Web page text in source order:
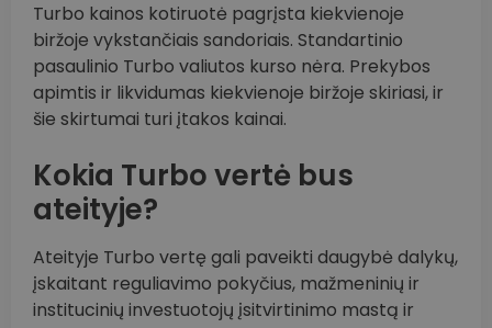
Turbo kainos kotiruotė pagrįsta kiekvienoje
biržoje vykstančiais sandoriais. Standartinio
pasaulinio Turbo valiutos kurso nėra. Prekybos
apimtis ir likvidumas kiekvienoje biržoje skiriasi, ir
šie skirtumai turi įtakos kainai.
Kokia Turbo vertė bus
ateityje?
Ateityje Turbo vertę gali paveikti daugybė dalykų,
įskaitant reguliavimo pokyčius, mažmeninių ir
institucinių investuotojų įsitvirtinimo mastą ir